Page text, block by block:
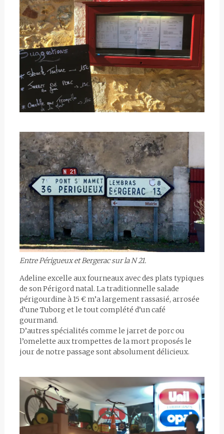
Entre Périgueux et Bergerac sur la N 21.
Adeline excelle aux fourneaux avec des plats typiques
de son Périgord natal. La traditionnelle salade
périgourdine à 15 € m’a largement rassasié, arrosée
d’une Tuborg et le tout complété d’un café
gourmand.
D’autres spécialités comme le jarret de porc ou
l’omelette aux trompettes de la mort proposés le
jour de notre passage sont absolument délicieux.